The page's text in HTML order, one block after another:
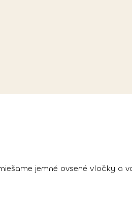
jemné ovsené vločky a